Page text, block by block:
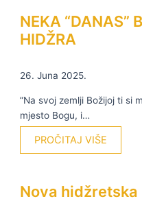
NEKA “DANAS”
HIDŽRA
26. Juna 2025.
”Na svoj zemlji Božijoj ti si
mjesto Bogu, i…
PROČITAJ VIŠE
Nova hidžretska